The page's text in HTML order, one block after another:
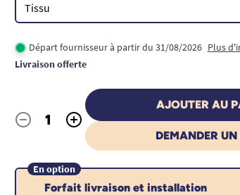
Départ fournisseur à partir du 31/08/2026 Plus
Livraison offerte
Quantité
- +
AJOUTER AU
DEMANDER UN
En option
Forfait livraison et installation